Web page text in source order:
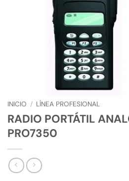
INICIO / LÍNEA PROFESIONAL
RADIO PORTÁTIL
PRO7350